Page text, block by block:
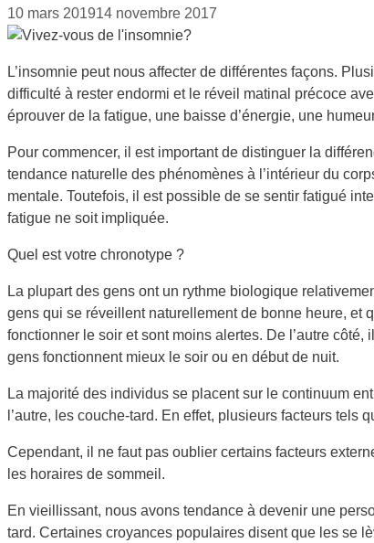
10 mars 201914 novembre 2017
L’insomnie peut nous affecter de différentes façons.
difficulté à rester endormi et le réveil matinal précoce
éprouver de la fatigue, une baisse d’énergie, une
Pour commencer, il est important de distinguer la
tendance naturelle des phénomènes à l’intérieur du
mentale. Toutefois, il est possible de se sentir fatigué
fatigue ne soit impliquée.
Quel est votre chronotype ?
La plupart des gens ont un rythme biologique
gens qui se réveillent naturellement de bonne heure, et
fonctionner le soir et sont moins alertes. De l’autre
gens fonctionnent mieux le soir ou en début de nuit.
La majorité des individus se placent sur le continuum
l’autre, les couche-tard. En effet, plusieurs facteurs
Cependant, il ne faut pas oublier certains facteurs
les horaires de sommeil.
En vieillissant, nous avons tendance à devenir une
tard. Certaines croyances populaires disent que les se